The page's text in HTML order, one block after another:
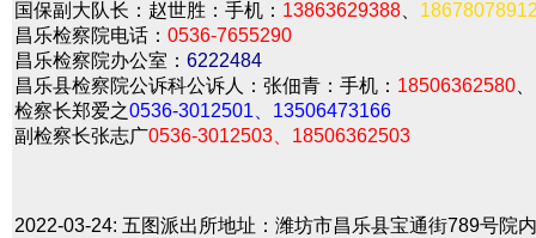
国保副大队长：赵世胜：手机： 13863629388 18678078912
昌乐检察院电话： 0536-7655290
昌乐检察院办公室： 6222484
昌乐县检察院公诉科公诉人：张佃青：手机： 18506362580
检察长郑爱之0536-3012501、13506473166
副检察长张志广0536-3012503、18506362503
2022-03-24: 五图派出所地址：潍坊市昌乐县宝通街789号院